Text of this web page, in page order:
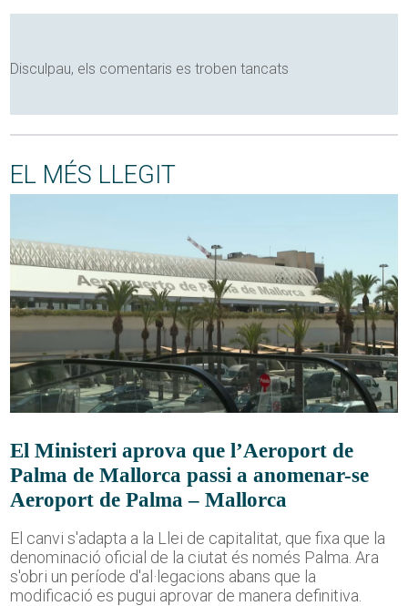
Disculpau, els comentaris es troben tancats
EL MÉS LLEGIT
El Ministeri aprova que l’Aeroport de
Palma de Mallorca passi a anomenar-se
Aeroport de Palma – Mallorca
El canvi s'adapta a la Llei de capitalitat, que fixa que la
denominació oficial de la ciutat és només Palma. Ara
s'obri un període d'al·legacions abans que la
modificació es pugui aprovar de manera definitiva.